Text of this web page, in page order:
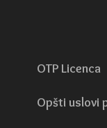
OTP Licenca
Opšti uslovi